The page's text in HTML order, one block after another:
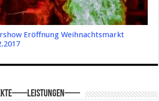
Eröffnung Weihnachtsmarkt